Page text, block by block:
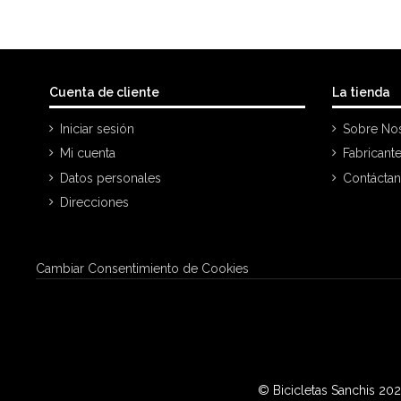
Cuenta de cliente
Iniciar sesión
Mi cuenta
Datos personales
Direcciones
La tienda
Sobre
Cambiar Consentimiento de Cookies
© Bicicletas Sanchis